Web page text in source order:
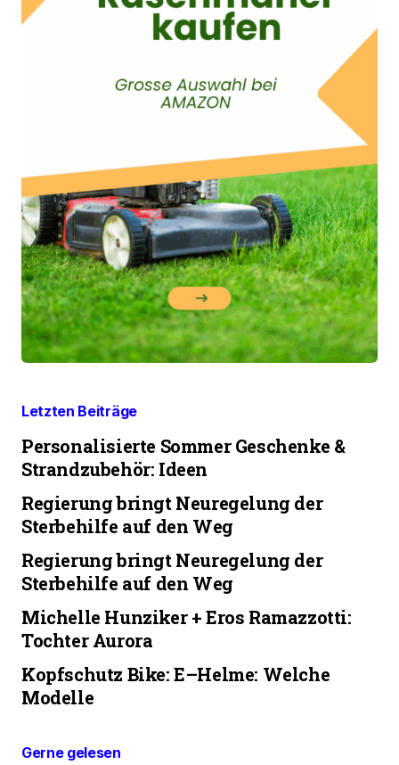
Letzten Beiträge
Personalisierte Sommer Geschenke &
Strandzubehör: Ideen
Regierung bringt Neuregelung der
Sterbehilfe auf den Weg
Regierung bringt Neuregelung der
Sterbehilfe auf den Weg
Michelle Hunziker + Eros Ramazzotti:
Tochter Aurora
Kopfschutz Bike: E–Helme: Welche
Modelle
Gerne gelesen